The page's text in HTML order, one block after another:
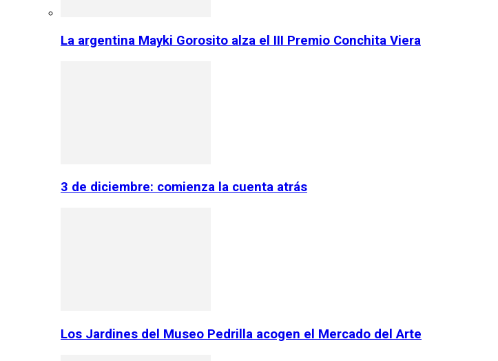
La argentina Mayki Gorosito alza el III Premio Conchita Viera
3 de diciembre: comienza la cuenta atrás
Los Jardines del Museo Pedrilla acogen el Mercado del Arte